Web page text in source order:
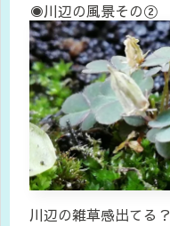
◉川辺の風景その②
川辺の雑草感出てる？